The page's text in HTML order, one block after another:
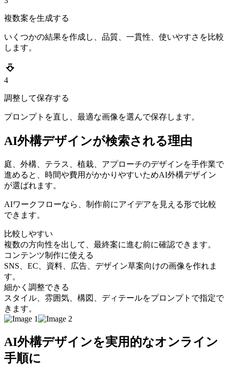
複数案を生成する
いくつかの結果を作成し、品質、一貫性、使いやすさを比較
します。
4
調整して保存する
プロンプトを直し、最適な画像を選んで保存します。
AI外構デザインが検索される理由
庭、外構、テラス、植栽、アプローチのデザインを手作業で
進めると、時間や費用がかかりやすいためAI外構デザイン
が選ばれます。
AIワークフローなら、制作前にアイデアを見える形で比較
できます。
比較しやすい
複数の方向性を出して、最終案に進む前に確認できます。
コンテンツ制作に使える
SNS、EC、資料、広告、デザイン草案向けの画像を作れま
す。
細かく調整できる
スタイル、雰囲気、構図、ディテールをプロンプトで指定で
きます。
AI外構デザインを実用的なオンライン
手順に